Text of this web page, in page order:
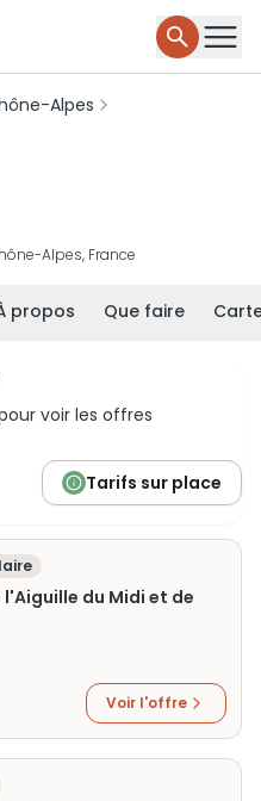
Alpes
Alpes, France
propos Que faire
voir les offres
Tarifs sur place
du Midi et de
Voir l'offre